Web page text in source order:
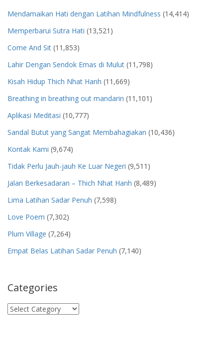
Mendamaikan Hati dengan Latihan Mindfulness (14,414)
Memperbarui Sutra Hati (13,521)
Come And Sit (11,853)
Lahir Dengan Sendok Emas di Mulut (11,798)
Kisah Hidup Thich Nhat Hanh (11,669)
Breathing in breathing out mandarin (11,101)
Aplikasi Meditasi (10,777)
Sandal Butut yang Sangat Membahagiakan (10,436)
Kontak Kami (9,674)
Tidak Perlu Jauh-jauh Ke Luar Negeri (9,511)
Jalan Berkesadaran – Thich Nhat Hanh (8,489)
Lima Latihan Sadar Penuh (7,598)
Love Poem (7,302)
Plum Village (7,264)
Empat Belas Latihan Sadar Penuh (7,140)
Categories
Categories